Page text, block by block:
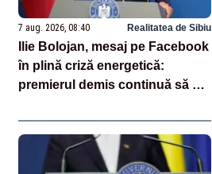
7 aug. 2026, 08:40 Realitatea de Sibiu
Ilie Bolojan, mesaj pe Facebook
în plină criză energetică:
premierul demis continuă să se